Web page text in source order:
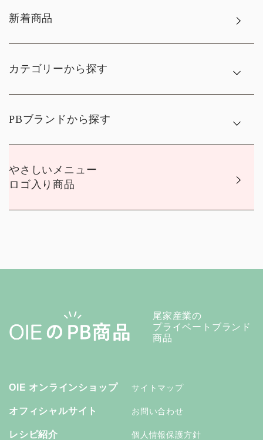
新着商品
カテゴリーから探す
PBブランドから探す
やさしいメニュー
ロゴ入り商品
尾家産業の
プライベートブランド
商品
OIE オンラインショップ
オフィシャルサイト
レシピ紹介
サイトマップ
お問い合わせ
個人情報保護方針